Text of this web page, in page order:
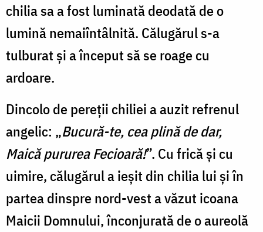
chilia sa a fost luminată deodată de o
lumină nemaiîntâlnită. Călugărul s-a
tulburat și a început să se roage cu
ardoare.
Dincolo de pereții chiliei a auzit refrenul
angelic: „Bucură-te, cea plină de dar,
Maică pururea Fecioară!”. Cu frică și cu
uimire, călugărul a ieșit din chilia lui și în
partea dinspre nord-vest a văzut icoana
Maicii Domnului, înconjurată de o aureolă